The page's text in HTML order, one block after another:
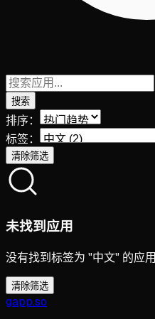
搜索
排序：
标签：
清除筛选
未找到应用
没有找到标签为 "中文" 的应用
清除筛选
gapp.so